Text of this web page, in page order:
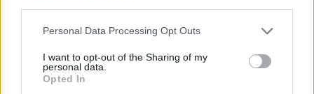
Please note that this website/app uses one or more Google
not limited to your visit or usage behaviour. You may click to
grant or deny consent to Google and its third-party tags to
use your data for below specified purposes in below Google
Personal Data Processing Opt Outs
I want to opt-out of the Sharing of my
personal data.
Opted In